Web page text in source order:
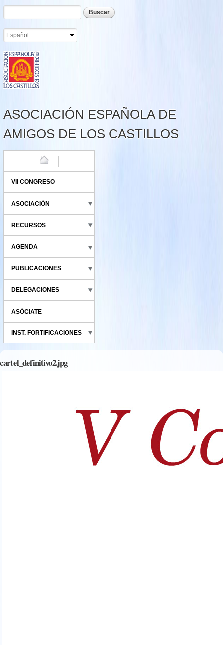
Pasar al
contenido
Formulario de búsqueda
Buscar
ASOCIACIÓN ESPAÑOLA DE
AMIGOS DE LOS CASTILLOS
VII CONGRESO
ASOCIACIÓN
RECURSOS
AGENDA
PUBLICACIONES
DELEGACIONES
ASÓCIATE
INST. FORTIFICACIONES
cartel_definitivo2.jpg